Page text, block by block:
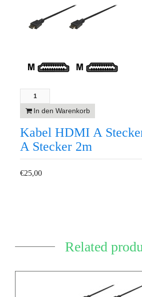
In den Warenkorb
Kabel HDMI A
A Stecker 2m
€25,00
Related